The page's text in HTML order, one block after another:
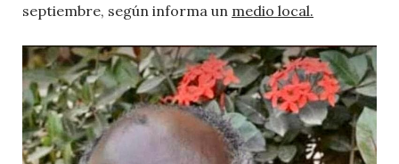
septiembre, según informa un medio local.